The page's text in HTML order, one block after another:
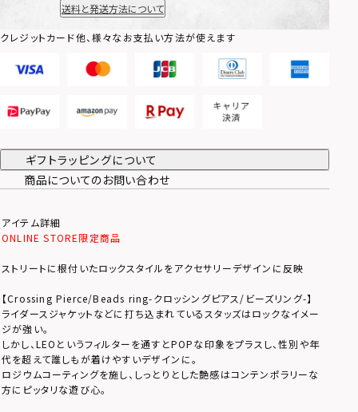
送料と発送方法について
クレジットカード他、様々なお支払い方法が使えます
ギフトラッピングについて
商品についてのお問い合わせ
アイテム詳細
ONLINE STORE限定商品
ストリートに根付いたロックスタイルをアクセサリーデザインに反映
【Crossing Pierce/Beads ring-クロッシングピアス/ビーズリング-】
ライダースジャケットなどに打ち込まれているスタッズはロックなイメー
ジが強い。
しかし、LEOというフィルターを通すとPOPな印象をプラスし、性別や年
代を超えて誰しもが着けやすいデザインに。
ロジウムコーティングを施し、しっとりとした艶感はコンテンポラリーな
方にピッタリな遊び心。